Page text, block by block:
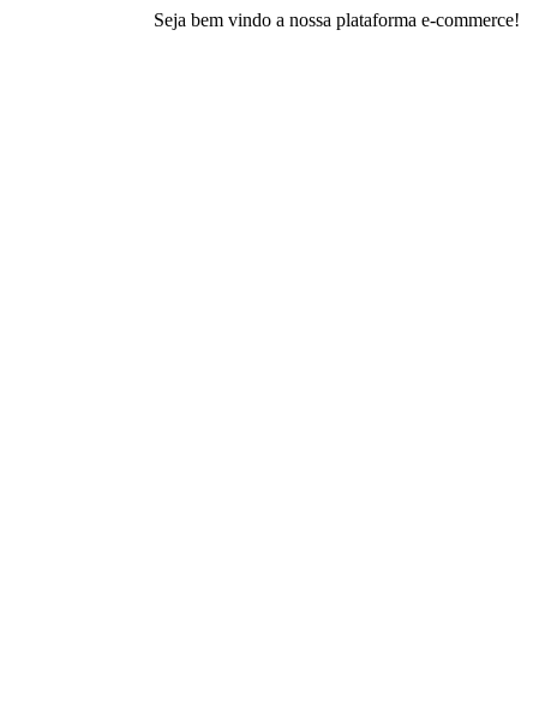
Seja bem vindo a nossa plataforma e-commerce!